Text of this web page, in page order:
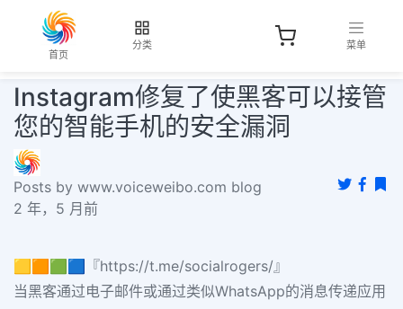
首页
分类 菜单
Instagram修复了使黑客可以接管
您的智能手机的安全漏洞
Posts by www.voiceweibo.com blog
2 年，5 月前
🟨🟧🟩🟦『https://t.me/socialrogers/』
当黑客通过电子邮件或通过类似WhatsApp的消息传递应用